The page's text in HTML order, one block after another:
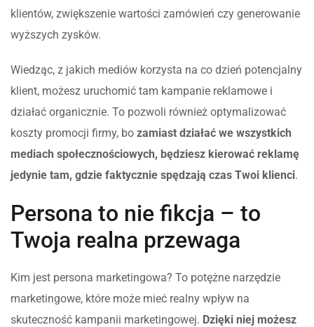
klientów, zwiększenie wartości zamówień czy generowanie
wyższych zysków.
Wiedząc, z jakich mediów korzysta na co dzień potencjalny
klient, możesz uruchomić tam kampanie reklamowe i
działać organicznie. To pozwoli również optymalizować
koszty promocji firmy, bo zamiast działać we wszystkich
mediach społecznościowych, będziesz kierować reklamę
jedynie tam, gdzie faktycznie spędzają czas Twoi klienci.
Persona to nie fikcja – to
Twoja realna przewaga
Kim jest persona marketingowa? To potężne narzędzie
marketingowe, które może mieć realny wpływ na
skuteczność kampanii marketingowej. Dzięki niej możesz